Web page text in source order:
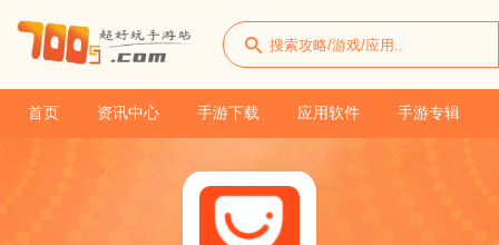
首页 资讯中心 手游下载 应用软件 手游专辑